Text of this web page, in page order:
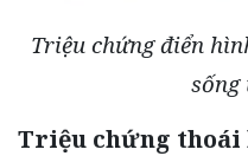
Triệu chứng điển
Triệu chứng thoái